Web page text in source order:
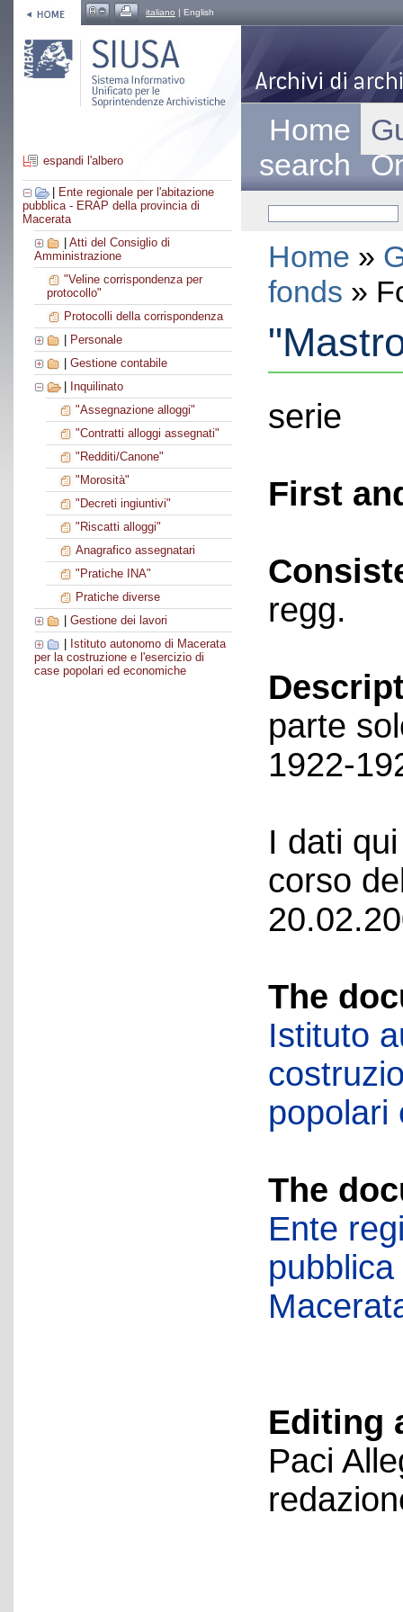
italiano | English
espandi l'albero
Ente regionale per l'abitazione
pubblica - ERAP della provincia di
Macerata
Atti del Consiglio di
Amministrazione
"Veline corrispondenza per
protocollo"
Protocolli della corrispondenza
Personale
Gestione contabile
Inquilinato
"Assegnazione alloggi"
"Contratti alloggi assegnati"
"Redditi/Canone"
"Morosità"
"Decreti ingiuntivi"
"Riscatti alloggi"
Anagrafico assegnatari
"Pratiche INA"
Pratiche diverse
Gestione dei lavori
Istituto autonomo di Macerata
per la costruzione e l'esercizio di
case popolari ed economiche
Home
search
Home »
fonds »
serie
First
regg.
parte
1922-
I dati
corso
The
Istituto
popolari
The
Ente
Editing
Paci